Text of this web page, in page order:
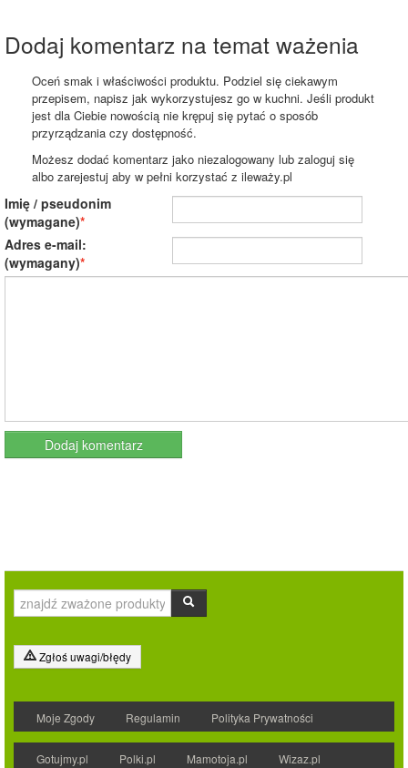
Dodaj komentarz na temat ważenia
Oceń smak i właściwości produktu. Podziel się ciekawym
przepisem, napisz jak wykorzystujesz go w kuchni. Jeśli produkt
jest dla Ciebie nowością nie krępuj się pytać o sposób
przyrządzania czy dostępność.
Możesz dodać komentarz jako niezalogowany lub zaloguj się
albo zarejestuj aby w pełni korzystać z ileważy.pl
Imię / pseudonim
(wymagane)
Adres e-mail:
(wymagany)
Zgłoś uwagi/błędy
Moje Zgody Regulamin Polityka Prywatności
Gotujmy.pl Polki.pl Mamotoja.pl
Wizaz.pl